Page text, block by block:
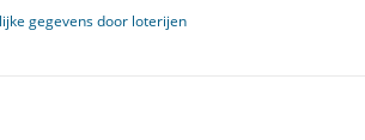
gegevens door loterijen